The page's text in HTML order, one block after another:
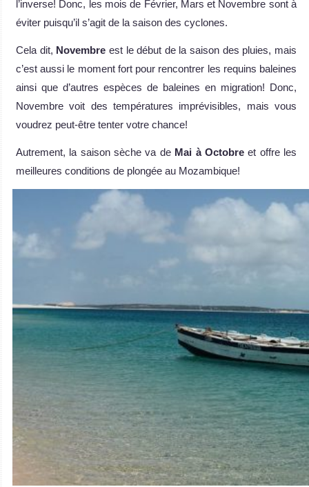
l’inverse! Donc, les mois de Février, Mars et Novembre sont à
éviter puisqu’il s’agit de la saison des cyclones.
Cela dit, Novembre est le début de la saison des pluies, mais
c’est aussi le moment fort pour rencontrer les requins baleines
ainsi que d’autres espèces de baleines en migration! Donc,
Novembre voit des températures imprévisibles, mais vous
voudrez peut-être tenter votre chance!
Autrement, la saison sèche va de Mai à Octobreet offre les
meilleures conditions de plongée au Mozambique!